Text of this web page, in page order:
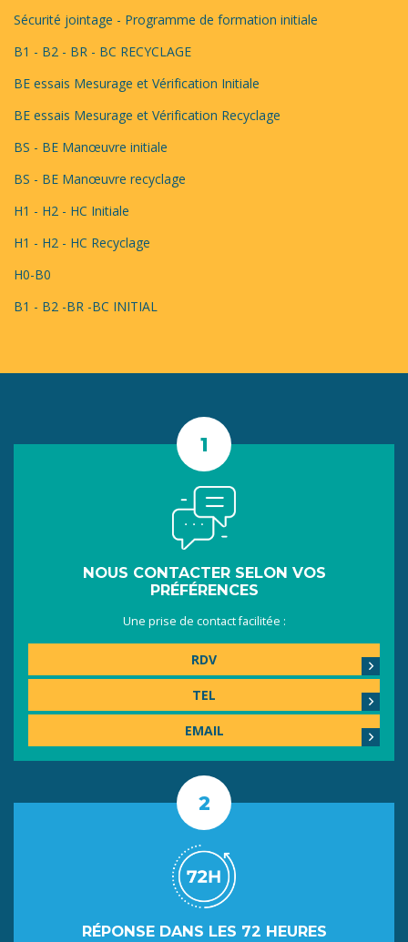
Sécurité jointage - Programme de formation initiale
B1 - B2 - BR - BC RECYCLAGE
BE essais Mesurage et Vérification Initiale
BE essais Mesurage et Vérification Recyclage
BS - BE Manœuvre initiale
BS - BE Manœuvre recyclage
H1 - H2 - HC Initiale
H1 - H2 - HC Recyclage
H0-B0
B1 - B2 -BR -BC INITIAL
NOUS CONTACTER SELON VOS
PRÉFÉRENCES
Une prise de contact facilitée :
RDV
TEL
EMAIL
RÉPONSE DANS LES 72 HEURES